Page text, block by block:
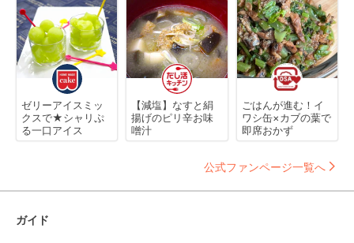
ゼリーアイスミッ
クスで★シャリぷ
る一口アイス
【減塩】なすと絹
揚げのピリ辛お味
噌汁
ごはんが進む！イ
ワシ缶×カブの葉で
即席おかず
公式ファンページ一覧へ
ガイド